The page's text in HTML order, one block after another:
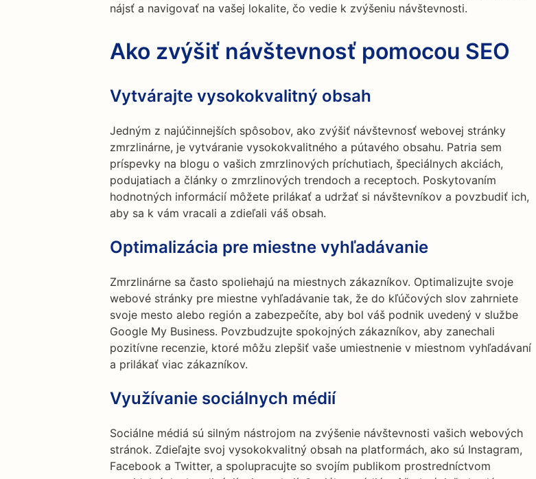
nájsť a navigovať na vašej lokalite, čo vedie k zvýšeniu návštevnosti.
Ako zvýšiť návštevnosť pomocou SEO
Vytvárajte vysokokvalitný obsah
Jedným z najúčinnejších spôsobov, ako zvýšiť návštevnosť webovej stránky
zmrzlinárne, je vytváranie vysokokvalitného a pútavého obsahu. Patria sem
príspevky na blogu o vašich zmrzlinových príchutiach, špeciálnych akciách,
podujatiach a články o zmrzlinových trendoch a receptoch. Poskytovaním
hodnotných informácií môžete prilákať a udržať si návštevníkov a povzbudiť ich,
aby sa k vám vracali a zdieľali váš obsah.
Optimalizácia pre miestne vyhľadávanie
Zmrzlinárne sa často spoliehajú na miestnych zákazníkov. Optimalizujte svoje
webové stránky pre miestne vyhľadávanie tak, že do kľúčových slov zahrniete
svoje mesto alebo región a zabezpečíte, aby bol váš podnik uvedený v službe
Google My Business. Povzbudzujte spokojných zákazníkov, aby zanechali
pozitívne recenzie, ktoré môžu zlepšiť vaše umiestnenie v miestnom vyhľadávaní
a prilákať viac zákazníkov.
Využívanie sociálnych médií
Sociálne médiá sú silným nástrojom na zvýšenie návštevnosti vašich webových
stránok. Zdieľajte svoj vysokokvalitný obsah na platformách, ako sú Instagram,
Facebook a Twitter, a spolupracujte so svojím publikom prostredníctvom